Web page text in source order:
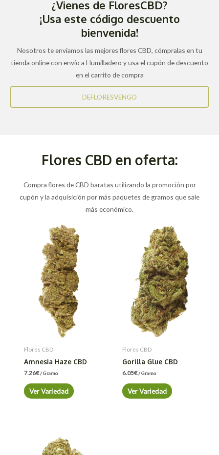
¿Vienes de FloresCBD?
¡Usa este código descuento
bienvenida!
Nosotros te enviamos las mejores flores CBD, cómpralas en tu
tienda online con envío a Humilladero y usa el cupón de descuento
en el carrito de compra
DEFLORESVENGO
Flores CBD en oferta:
Compra flores de CBD baratas utilizando la promoción por
cupón y la adquisición por más paquetes de gramos que sale
más económico.
Flores CBD
Amnesia Haze CBD
7.26€/ Gramo
Ver Variedad
Flores CBD
Gorilla Glue CBD
6.05€/ Gramo
Ver Variedad